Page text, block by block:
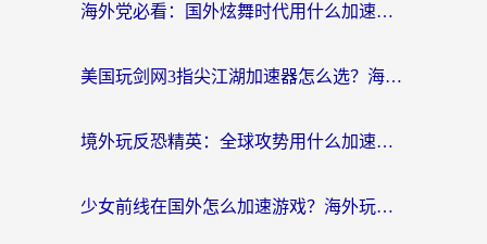
海外党必看：国外炫舞时代用什么加速器比较好？解决延迟卡顿的终极方案
美国玩剑网3指尖江湖加速器怎么选？海外党亲测避坑指南
境外玩反恐精英：全球攻势用什么加速器？2026海外玩家亲测实用指南
少女前线在国外怎么加速游戏？海外玩家必看的国服游戏畅玩指南